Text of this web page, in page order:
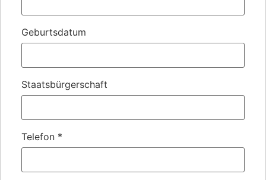
Geburtsdatum
Staatsbürgerschaft
Telefon *